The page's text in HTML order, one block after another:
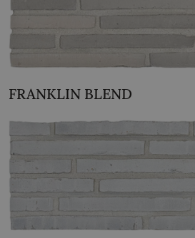
FRANKLIN BLEND